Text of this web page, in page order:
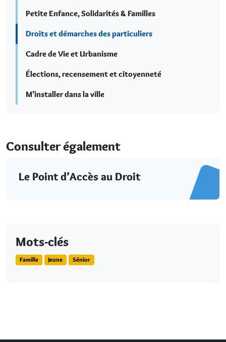
Petite Enfance, Solidarités & Familles
Droits et démarches des particuliers
Cadre de Vie et Urbanisme
Élections, recensement et citoyenneté
M’installer dans la ville
Consulter également
Le Point d’Accès au Droit
Mots-clés
Famille Jeune Sénior